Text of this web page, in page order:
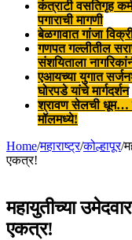
कंत्राटी वसतिगृह
पगाराची मागणी
बेळगावात गांजा
गणपत गल्लीतील
संशयिताला
एआयच्या युगात
घोरपडे यांचे मार्गदर्शन
श्रावण सेलची धूम…
मॉलमध्ये!
Home/महाराष्ट्र/कोल्हापूर/
एकत्र!
महायुतीच्या
एकत्र!